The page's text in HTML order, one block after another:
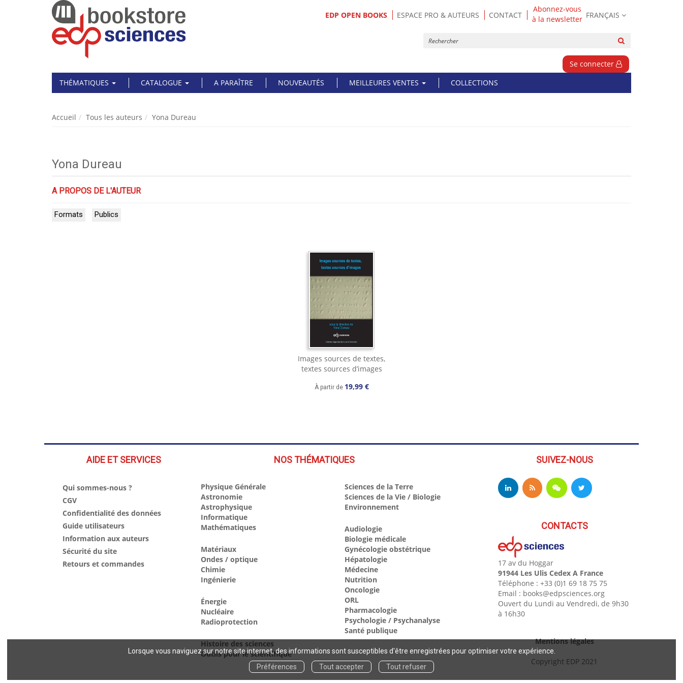
Lorsque vous naviguez sur notre site internet, des informations sont susceptibles d'être enregistrées pour optimiser votre expérience.
Préférences
Tout accepter Tout refuser
EDP OPEN BOOKS ESPACE PRO & AUTEURS CONTACT
Abonnez-vous
à la newsletter FRANÇAIS
Se connecter
THÉMATIQUES
CATALOGUE A PARAÎTRE NOUVEAUTÉS MEILLEURES VENTES COLLECTIONS
Accueil Tous les auteurs Yona Dureau
Yona Dureau
A PROPOS DE L'AUTEUR
Formats Publics
Images sources de textes,
textes sources d’images
À partir de 19,99 €
AIDE ET SERVICES
Qui sommes-nous ?
CGV
Confidentialité des données
Guide utilisateurs
Information aux auteurs
Sécurité du site
Retours et commandes
NOS THÉMATIQUES
Physique Générale
Astronomie
Astrophysique
Informatique
Mathématiques
Matériaux
Ondes / optique
Chimie
Ingénierie
Énergie
Nucléaire
Radioprotection
Histoire des sciences
Outils pour le scientifique
Sciences de la Terre
Sciences de la Vie / Biologie
Environnement
Audiologie
Biologie médicale
Gynécologie obstétrique
Hépatologie
Médecine
Nutrition
Oncologie
ORL
Pharmacologie
Psychologie / Psychanalyse
Santé publique
SUIVEZ-NOUS
CONTACTS
17 av du Hoggar
91944 Les Ulis Cedex A France
Téléphone : +33 (0)1 69 18 75 75
Email : books@edpsciences.org
Ouvert du Lundi au Vendredi, de 9h30
à 16h30
Mentions légales
Copyright EDP 2021